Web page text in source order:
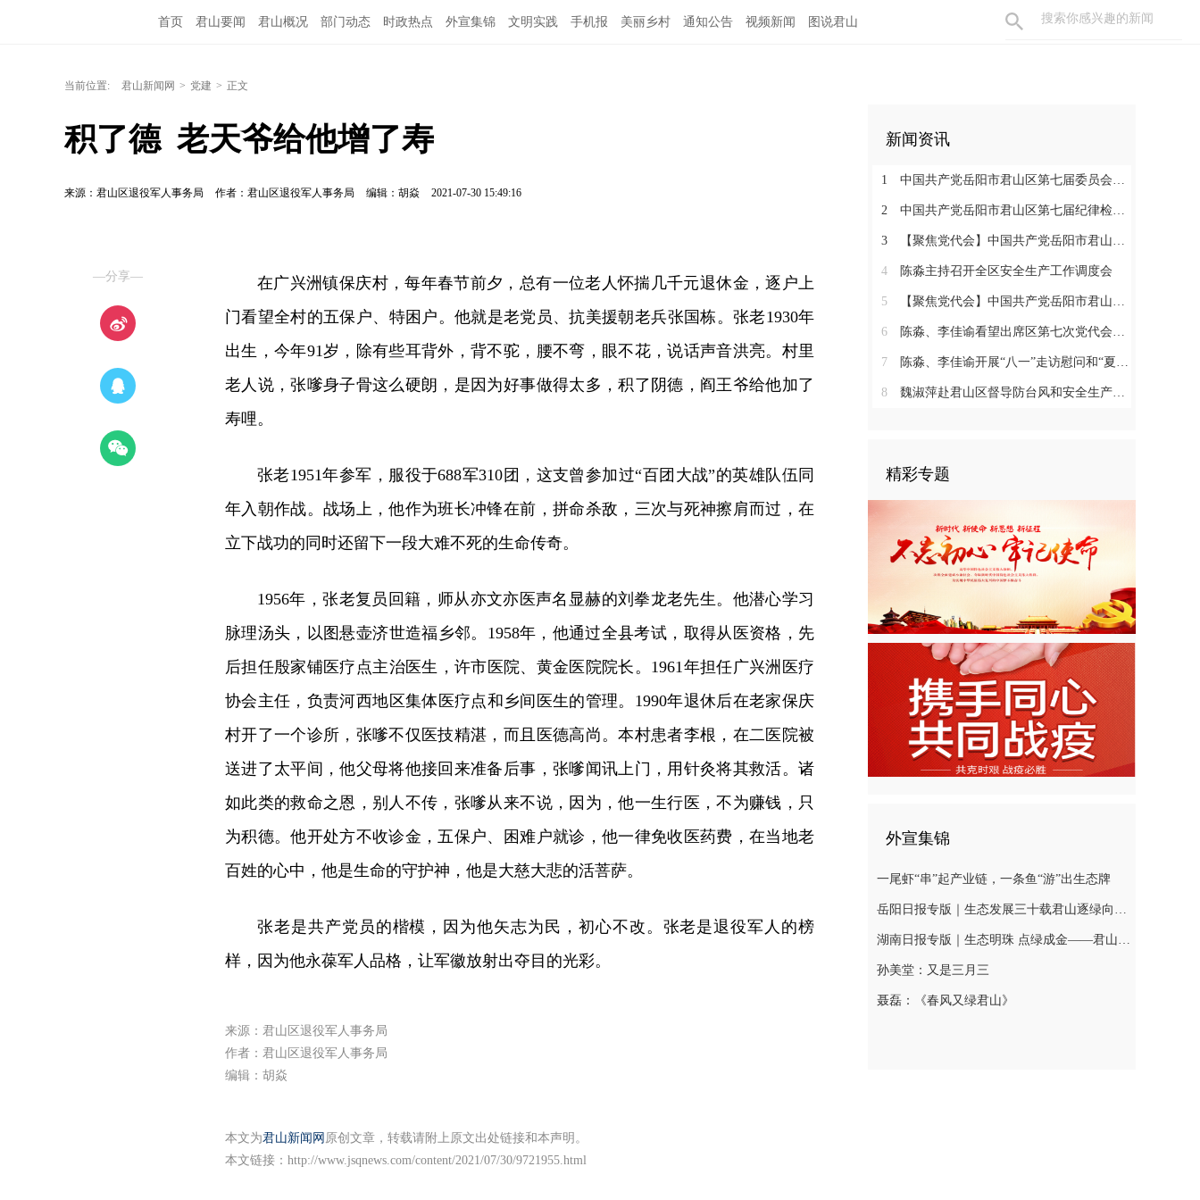
首页 君山要闻 君山概况 部门动态 时政热点 外宣集锦 文明实践 手机报 美丽乡村 通知公告 视频新闻 图说君山
当前位置: 君山新闻网 > 党建 > 正文
积了德  老天爷给他增了寿
来源：君山区退役军人事务局 作者：君山区退役军人事务局 编辑：胡焱 2021-07-30 15:49:16
—分享—
在广兴洲镇保庆村，每年春节前夕，总有一位老人怀揣几千元退休金，逐户上
门看望全村的五保户、特困户。他就是老党员、抗美援朝老兵张国栋。张老1930年
出生，今年91岁，除有些耳背外，背不驼，腰不弯，眼不花，说话声音洪亮。村里
老人说，张嗲身子骨这么硬朗，是因为好事做得太多，积了阴德，阎王爷给他加了
寿哩。
张老1951年参军，服役于688军310团，这支曾参加过“百团大战”的英雄队伍同
年入朝作战。战场上，他作为班长冲锋在前，拼命杀敌，三次与死神擦肩而过，在
立下战功的同时还留下一段大难不死的生命传奇。
1956年，张老复员回籍，师从亦文亦医声名显赫的刘拳龙老先生。他潜心学习
脉理汤头，以图悬壶济世造福乡邻。1958年，他通过全县考试，取得从医资格，先
后担任殷家铺医疗点主治医生，许市医院、黄金医院院长。1961年担任广兴洲医疗
协会主任，负责河西地区集体医疗点和乡间医生的管理。1990年退休后在老家保庆
村开了一个诊所，张嗲不仅医技精湛，而且医德高尚。本村患者李根，在二医院被
送进了太平间，他父母将他接回来准备后事，张嗲闻讯上门，用针灸将其救活。诸
如此类的救命之恩，别人不传，张嗲从来不说，因为，他一生行医，不为赚钱，只
为积德。他开处方不收诊金，五保户、困难户就诊，他一律免收医药费，在当地老
百姓的心中，他是生命的守护神，他是大慈大悲的活菩萨。
张老是共产党员的楷模，因为他矢志为民，初心不改。张老是退役军人的榜
样，因为他永葆军人品格，让军徽放射出夺目的光彩。
来源：君山区退役军人事务局
作者：君山区退役军人事务局
编辑：胡焱
本文为君山新闻网 原创文章，转载请附上原文出处链接和本声明。
本文链接： http://www.jsqnews.com/content/2021/07/30/9721955.html
新闻资讯
1 中国共产党岳阳市君山区第七届委员会举行第一次全体会议 陈淼当选区委书记
2 中国共产党岳阳市君山区第七届纪律检查委员会召开第一次全体会议
3 【聚焦党代会】中国共产党岳阳市君山区第七次代表大会胜利闭幕
4 陈淼主持召开全区安全生产工作调度会
5 【聚焦党代会】中国共产党岳阳市君山区第七次代表大会开幕
6 陈淼、李佳谕看望出席区第七次党代会代表
7 陈淼、李佳谕开展“八一”走访慰问和“夏送清凉”活动
8 魏淑萍赴君山区督导防台风和安全生产工作
精彩专题
外宣集锦
一尾虾“串”起产业链，一条鱼“游”出生态牌
岳阳日报专版｜生态发展三十载君山逐绿向未来
湖南日报专版｜生态明珠 点绿成金——君山区绘就生态优先高质量发展新图景
孙美堂：又是三月三
聂磊：《春风又绿君山》